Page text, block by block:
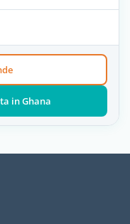
in Ghana